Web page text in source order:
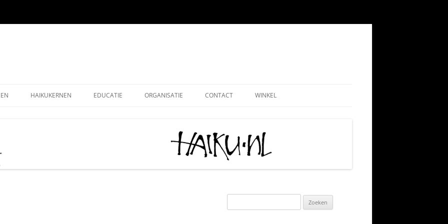
OUDE EDITIES
– KUKAI
HAIKUKERNEN EDUCATIE ORGANISATIE
HAIKU STICHTING NEDERLAND
MONOKU HAIKUWEDSTRIJD: PAUL
MERCKEN AANMOEDIGINGSPRIJS
CONTACT
LEDENADMINISTRATIE
LIDMAATSCHAP
WINKEL
MIJN ACCOUNT
CONTRIBUTIE HKN
naar: